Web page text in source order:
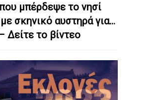
μπέρδεψε το νησί
σκηνικό αυστηρά για…
Δείτε το βίντεο